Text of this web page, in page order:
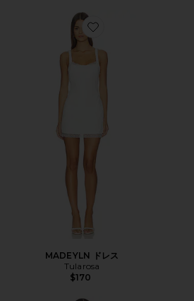
Favorite MADEYLN ドレス
MADEYLN ドレス
Tularosa
$170